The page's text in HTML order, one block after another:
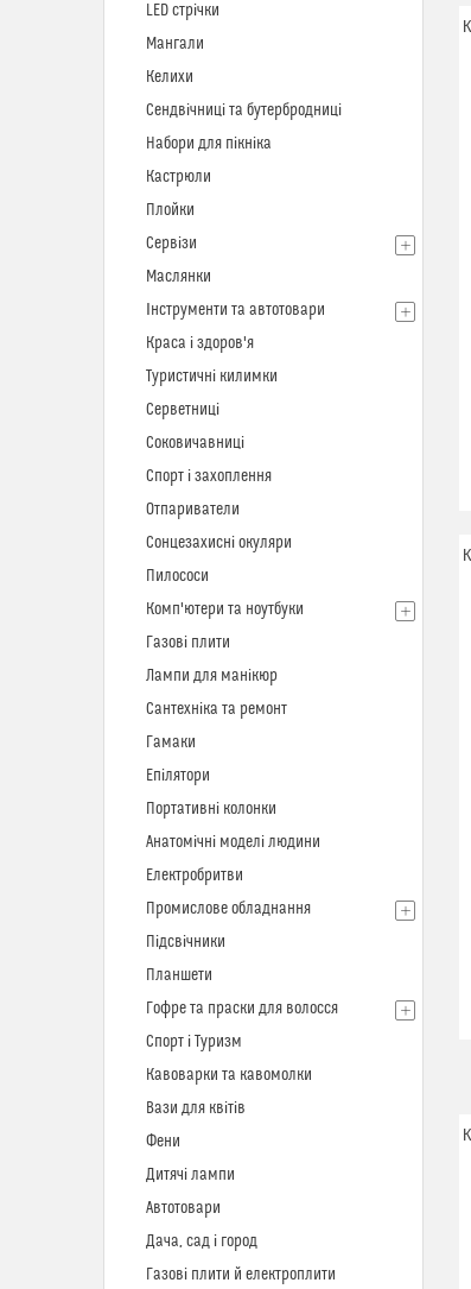
LED стрічки
Мангали
Келихи
Сендвічниці та бутербродниці
Набори для пікніка
Кастрюли
Плойки
Сервізи
Маслянки
Інструменти та автотовари
Краса і здоров'я
Туристичні килимки
Серветниці
Соковичавниці
Спорт і захоплення
Отпариватели
Сонцезахисні окуляри
Пилососи
Комп'ютери та ноутбуки
Газові плити
Лампи для манікюр
Сантехніка та ремонт
Гамаки
Епілятори
Портативні колонки
Анатомічні моделі людини
Електробритви
Промислове обладнання
Підсвічники
Планшети
Гофре та праски для волосся
Спорт і Туризм
Кавоварки та кавомолки
Вази для квітів
Фени
Дитячі лампи
Автотовари
Дача, сад і город
Газові плити й електроплити